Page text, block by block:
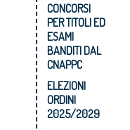
CONCORSI
PER TITOLI ED
ESAMI
BANDITI DAL
CNAPPC
ELEZIONI
ORDINI
2025/2029